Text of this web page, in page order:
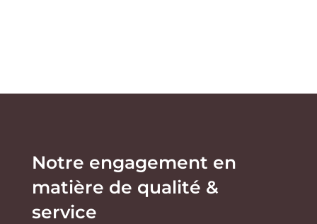
du
produit
être
Notre engagement en
matière de qualité &
service